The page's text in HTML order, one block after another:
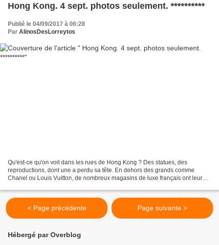
Hong Kong. 4 sept. photos seulement. **********
Publié le 04/09/2017 à 06:28
Par AlinosDesLorreytos
Qu'est-ce qu'on voit dans les rues de Hong Kong ? Des statues, des
reproductions, dont une a perdu sa tête. En dehors des grands comme
Chanel ou Louis Vuitton, de nombreux magasins de luxe français ont leur
< Page précédente Page suivante >
Hébergé par Overblog